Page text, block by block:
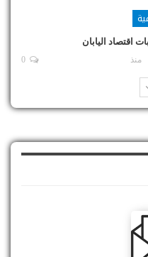
اقتصاد اليابان
منذ